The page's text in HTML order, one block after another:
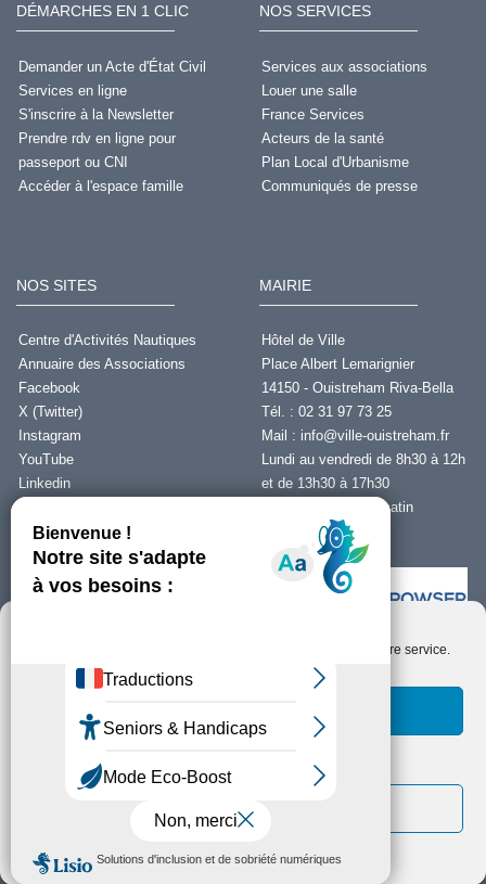
Nous utilisons des cookies pour optimiser notre site web et notre service.
Voir les préférences
Politique de cookies Déclaration de confidentialité
DÉMARCHES EN 1 CLIC
Demander un Acte d'État Civil
Services en ligne
S'inscrire à la Newsletter
Prendre rdv en ligne pour
passeport ou CNI
Accéder à l'espace famille
NOS SERVICES
Services aux associations
Louer une salle
France Services
Acteurs de la santé
Plan Local d'Urbanisme
Communiqués de presse
NOS SITES
Centre d'Activités Nautiques
Annuaire des Associations
Facebook
X (Twitter)
Instagram
YouTube
Linkedin
MAIRIE
Hôtel de Ville
Place Albert Lemarignier
14150 - Ouistreham Riva-Bella
Tél. : 02 31 97 73 25
Mail : info@ville-ouistreham.fr
Lundi au vendredi de 8h30 à 12h
et de 13h30 à 17h30
Fermeture le jeudi matin
Nous contacter
Installer Ability Browser
Qu’est ce que Ability Browser ?
Copyright © Ouistreham Riva-Bella - 2026 -
la vie privée/RGPD -
Plan du Site